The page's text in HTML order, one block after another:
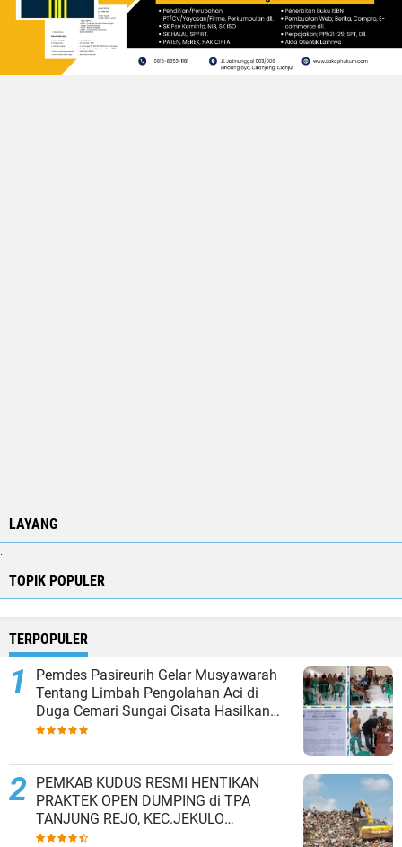
LAYANG
.
TOPIK POPULER
TERPOPULER
Pemdes Pasireurih Gelar Musyawarah
Tentang Limbah Pengolahan Aci di
Duga Cemari Sungai Cisata Hasilkan
Kesepakatan Tutup Sementara
PEMKAB KUDUS RESMI HENTIKAN
PRAKTEK OPEN DUMPING di TPA
TANJUNG REJO, KEC.JEKULO
KAB.KUDUS,BERLAKUKAN SISTEM